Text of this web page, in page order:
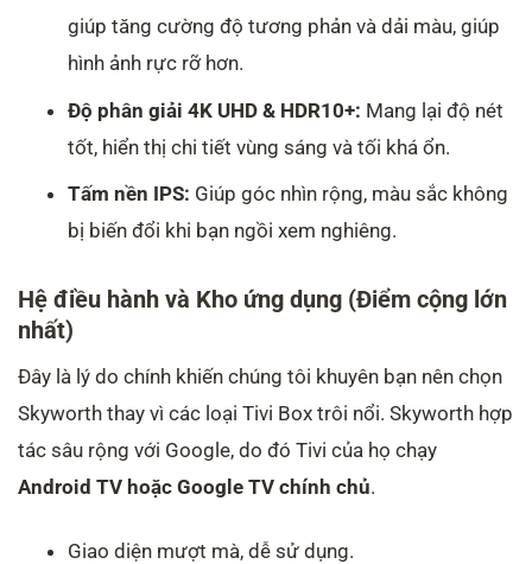
giúp tăng cường độ tương phản và dải màu, giúp
hình ảnh rực rỡ hơn.
Độ phân giải 4K UHD & HDR10+: Mang lại độ nét
tốt, hiển thị chi tiết vùng sáng và tối khá ổn.
Tấm nền IPS: Giúp góc nhìn rộng, màu sắc không
bị biến đổi khi bạn ngồi xem nghiêng.
Hệ điều hành và Kho ứng dụng (Điểm cộng lớn
nhất)
Đây là lý do chính khiến chúng tôi khuyên bạn nên chọn
Skyworth thay vì các loại Tivi Box trôi nổi. Skyworth hợp
tác sâu rộng với Google, do đó Tivi của họ chạy
Android TV hoặc Google TV chính chủ.
Giao diện mượt mà, dễ sử dụng.